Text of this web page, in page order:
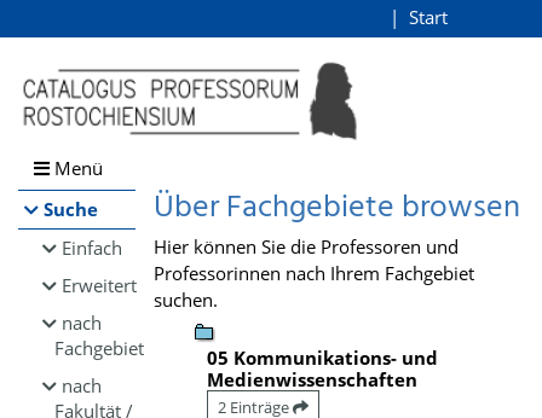
Browsen
direkt zum Inhalt
Start
Menü
Suche
Einfach
Erweitert
nach
Fachgebiet
nach
Fakultät /
Über Fachgebiete browsen
Hier können Sie die Professoren und
Professorinnen nach Ihrem Fachgebiet
suchen.
05 Kommunikations- und
Medienwissenschaften
2 Einträge